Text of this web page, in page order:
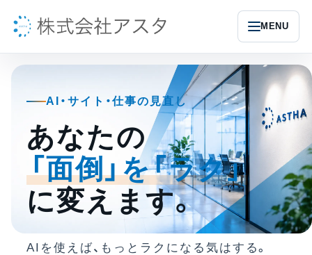
MENU
AI・サイト・仕事の見直し
あなたの
「面倒」を「ラク」
に変えます。
AIを使えば、もっとラクになる気はする。